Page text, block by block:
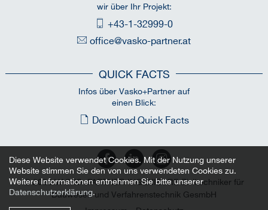
wir über Ihr Projekt:
+43-1-32999-0
office@vasko-partner.at
QUICK FACTS
Infos über Vasko+Partner auf
einen Blick:
Download Quick Facts
© 2026 VASKO+PARTNER INGENIEURE Ziviltechniker für
Bauwesen und Verfahrenstechnik GesmbH
Diese Website verwendet Cookies. Mit der Nutzung unserer
Website stimmen Sie den von uns verwendeten Cookies zu.
Weitere Informationen entnehmen Sie bitte unserer
Datenschutzerklärung.